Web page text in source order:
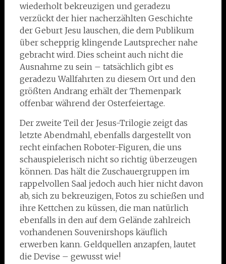
wiederholt bekreuzigen und geradezu
verzückt der hier nacherzählten Geschichte
der Geburt Jesu lauschen, die dem Publikum
über schepprig klingende Lautsprecher nahe
gebracht wird. Dies scheint auch nicht die
Ausnahme zu sein – tatsächlich gibt es
geradezu Wallfahrten zu diesem Ort und den
größten Andrang erhält der Themenpark
offenbar während der Osterfeiertage.
Der zweite Teil der Jesus-Trilogie zeigt das
letzte Abendmahl, ebenfalls dargestellt von
recht einfachen Roboter-Figuren, die uns
schauspielerisch nicht so richtig überzeugen
können. Das hält die Zuschauergruppen im
rappelvollen Saal jedoch auch hier nicht davon
ab, sich zu bekreuzigen, Fotos zu schießen und
ihre Kettchen zu küssen, die man natürlich
ebenfalls in den auf dem Gelände zahlreich
vorhandenen Souvenirshops käuflich
erwerben kann. Geldquellen anzapfen, lautet
die Devise – gewusst wie!